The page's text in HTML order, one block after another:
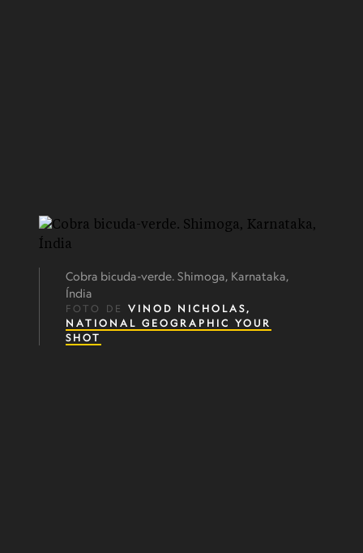
Cobra bicuda-verde. Shimoga, Karnataka,
Índia
FOTO DE VINOD NICHOLAS,
NATIONAL GEOGRAPHIC YOUR
SHOT